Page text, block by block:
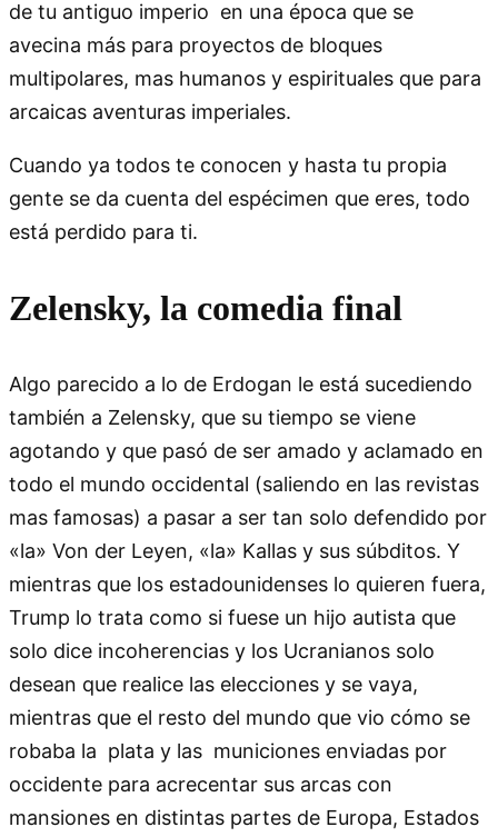
de tu antiguo imperio en una época que se
avecina más para proyectos de bloques
multipolares, mas humanos y espirituales que para
arcaicas aventuras imperiales.
Cuando ya todos te conocen y hasta tu propia
gente se da cuenta del espécimen que eres, todo
está perdido para ti.
Zelensky, la comedia final
Algo parecido a lo de Erdogan le está sucediendo
también a Zelensky, que su tiempo se viene
agotando y que pasó de ser amado y aclamado en
todo el mundo occidental (saliendo en las revistas
mas famosas) a pasar a ser tan solo defendido por
«la» Von der Leyen, «la» Kallas y sus súbditos. Y
mientras que los estadounidenses lo quieren fuera,
Trump lo trata como si fuese un hijo autista que
solo dice incoherencias y los Ucranianos solo
desean que realice las elecciones y se vaya,
mientras que el resto del mundo que vio cómo se
robaba la plata y las municiones enviadas por
occidente para acrecentar sus arcas con
mansiones en distintas partes de Europa, Estados